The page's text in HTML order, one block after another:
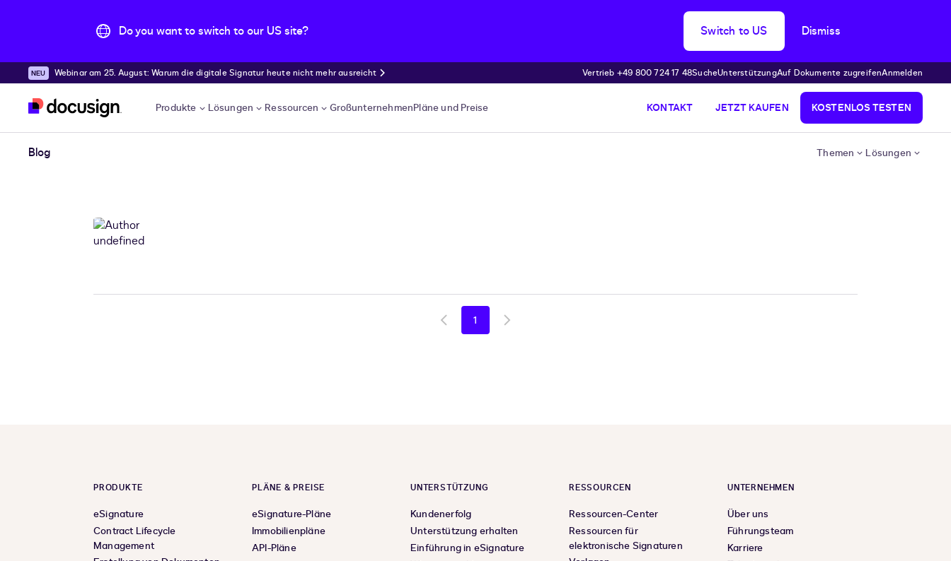
Do you want to switch to our US site? Switch to US Dismiss
Überspringen und weiter zum Hauptinhalt
Webinar am 25. August: Warum die digitale Signatur heute nicht mehr ausreicht Vertrieb +49 800 724 17 48SucheUnterstützungAuf Dokumente zugreifenAnmelden
Produkte Lösungen Ressourcen GroßunternehmenPläne und Preise KONTAKT JETZT KAUFEN KOSTENLOS TESTEN
Blog Themen Lösungen
Go
1
Go
PRODUKTE
eSignature
Contract Lifecycle
Management
PLÄNE & PREISE
eSignature-Pläne
Immobilienpläne
API-Pläne
UNTERSTÜTZUNG
Kundenerfolg
Unterstützung erhalten
Einführung in eSignature
RESSOURCEN
Ressourcen-Center
Ressourcen für
elektronische Signaturen
UNTERNEHMEN
Über uns
Führungsteam
Karriere